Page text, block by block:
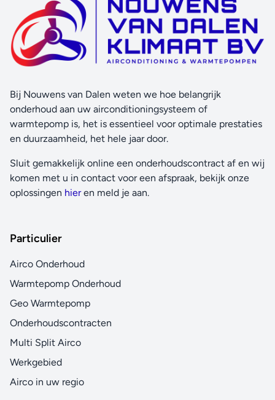
Bij Nouwens van Dalen weten we hoe belangrijk
onderhoud aan uw airconditioningsysteem of
warmtepomp is, het is essentieel voor optimale prestaties
en duurzaamheid, het hele jaar door.
Sluit gemakkelijk online een onderhoudscontract af en wij
komen met u in contact voor een afspraak, bekijk onze
oplossingen hieren meld je aan.
Particulier
Airco Onderhoud
Warmtepomp Onderhoud
Geo Warmtepomp
Onderhoudscontracten
Multi Split Airco
Werkgebied
Airco in uw regio